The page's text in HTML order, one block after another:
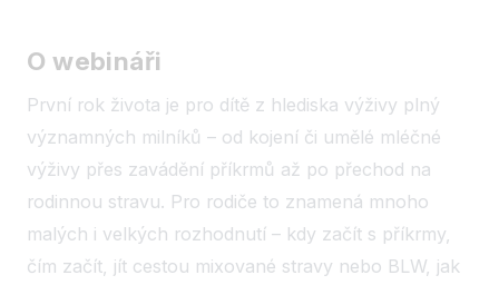
O webináři
První rok života je pro dítě z hlediska výživy plný
významných milníků – od kojení či umělé mléčné
výživy přes zavádění příkrmů až po přechod na
rodinnou stravu. Pro rodiče to znamená mnoho
malých i velkých rozhodnutí – kdy začít s příkrmy,
čím začít, jít cestou mixované stravy nebo BLW, jak